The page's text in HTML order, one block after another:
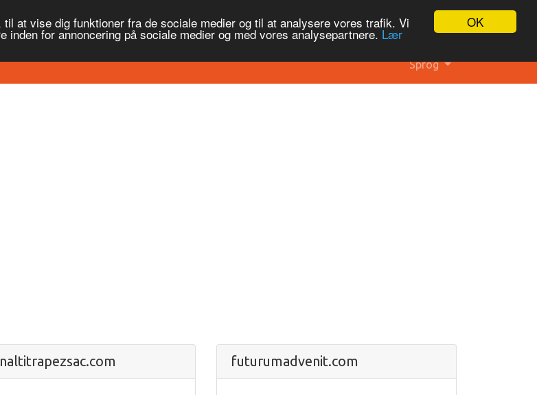
OK
at vise dig funktioner fra de sociale medier og til at analysere vores trafik. Vi
for annoncering på sociale medier og med vores analysepartnere. Lær
Sprog
futurumadvenit.com